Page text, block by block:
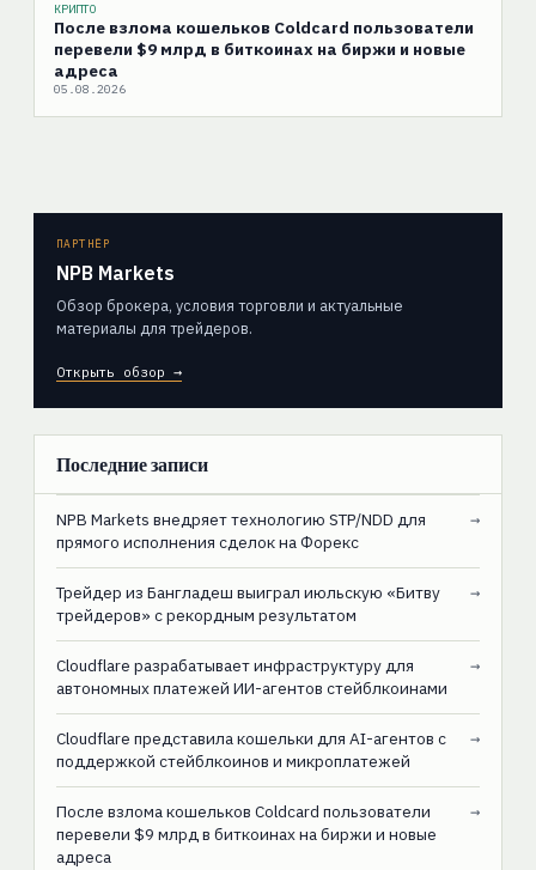
КРИПТО
После взлома кошельков Coldcard пользователи
перевели $9 млрд в биткоинах на биржи и новые
адреса
05.08.2026
ПАРТНЁР
NPB Markets
Обзор брокера, условия торговли и актуальные
материалы для трейдеров.
Открыть обзор →
Последние записи
NPB Markets внедряет технологию STP/NDD для
прямого исполнения сделок на Форекс
→
Трейдер из Бангладеш выиграл июльскую «Битву
трейдеров» с рекордным результатом
→
Cloudflare разрабатывает инфраструктуру для
автономных платежей ИИ-агентов стейблкоинами
→
Cloudflare представила кошельки для AI-агентов с
поддержкой стейблкоинов и микроплатежей
→
После взлома кошельков Coldcard пользователи
перевели $9 млрд в биткоинах на биржи и новые
адреса
→